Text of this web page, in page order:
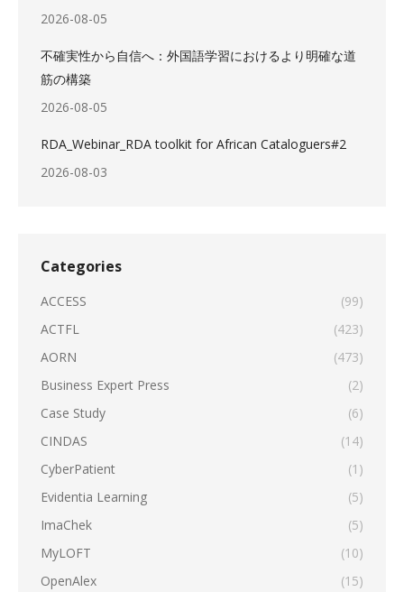
2026-08-05
不確実性から自信へ：外国語学習におけるより明確な道
筋の構築
2026-08-05
RDA_Webinar_RDA toolkit for African Cataloguers#2
2026-08-03
Categories
ACCESS
(99)
ACTFL
(423)
AORN
(473)
Business Expert Press
(2)
Case Study
(6)
CINDAS
(14)
CyberPatient
(1)
Evidentia Learning
(5)
ImaChek
(5)
MyLOFT
(10)
OpenAlex
(15)